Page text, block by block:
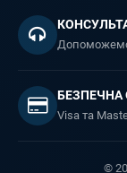
БЕЗПЕЧНА
Visa та
©